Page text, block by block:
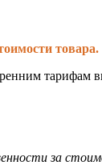
товара.
за